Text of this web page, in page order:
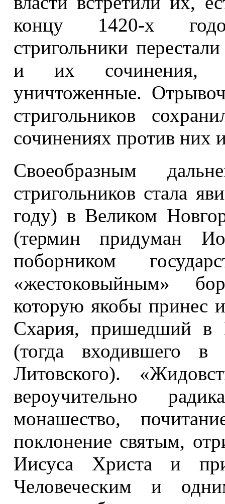
концу 1420-х
стригольники
и их сочинения,
уничтоженные.
стригольников
сочинениях против них
Своеобразным
стригольников стала
году) в Великом
(термин придуман
поборником
«жестоковыйным»
которую якобы принес
Схария, пришедший в
(тогда входившего в
Литовского).
вероучительно
монашество,
поклонение святым,
Иисуса Христа и
Человеческим и